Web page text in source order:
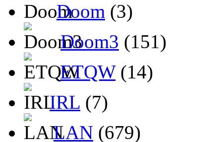
Doom (3)
Doom3 (151)
ETQW(14)
IRL (7)
LAN (679)